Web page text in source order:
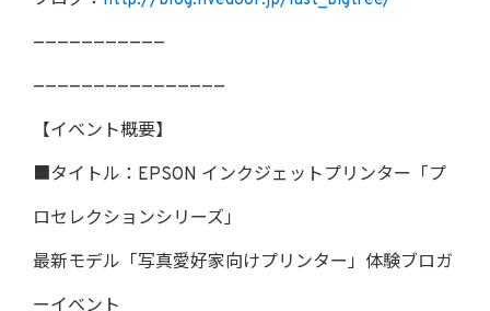
———————————
————————————————
【イベント概要】
■タイトル：EPSON インクジェットプリンター「プ
ロセレクションシリーズ」
最新モデル「写真愛好家向けプリンター」体験ブロガ
ーイベント